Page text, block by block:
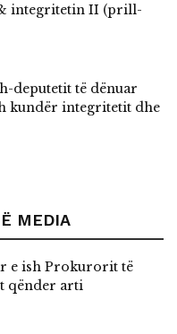
integritetin II (prill-
deputetit të dënuar
kundër integritetit dhe
MEDIA
e ish Prokurorit të
qënder arti